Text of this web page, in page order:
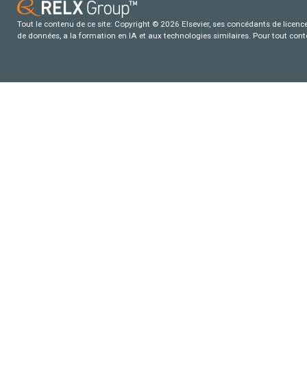
Tout le contenu de ce site: Copyright © 2026 Elsevier, ses concédants de
de données, a la formation en IA et aux technologies similaires. Pour tout